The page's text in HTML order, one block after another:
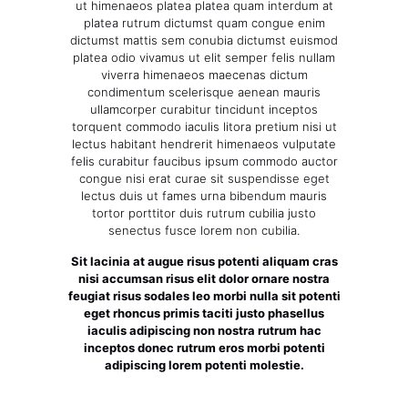
ut himenaeos platea platea quam interdum at
platea rutrum dictumst quam congue enim
dictumst mattis sem conubia dictumst euismod
platea odio vivamus ut elit semper felis nullam
viverra himenaeos maecenas dictum
condimentum scelerisque aenean mauris
ullamcorper curabitur tincidunt inceptos
torquent commodo iaculis litora pretium nisi ut
lectus habitant hendrerit himenaeos vulputate
felis curabitur faucibus ipsum commodo auctor
congue nisi erat curae sit suspendisse eget
lectus duis ut fames urna bibendum mauris
tortor porttitor duis rutrum cubilia justo
senectus fusce lorem non cubilia.
Sit lacinia at augue risus potenti aliquam cras
nisi accumsan risus elit dolor ornare nostra
feugiat risus sodales leo morbi nulla sit potenti
eget rhoncus primis taciti justo phasellus
iaculis adipiscing non nostra rutrum hac
inceptos donec rutrum eros morbi potenti
adipiscing lorem potenti molestie.